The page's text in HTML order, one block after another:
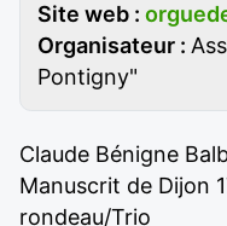
Site web :
Organisateur :
Pontigny"
Claude Bénigne
Manuscrit de Dijon
rondeau/Trio